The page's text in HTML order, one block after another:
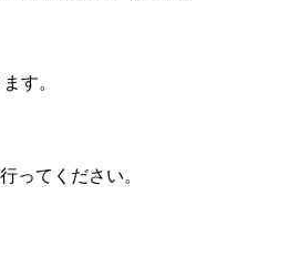
す。
ってください。